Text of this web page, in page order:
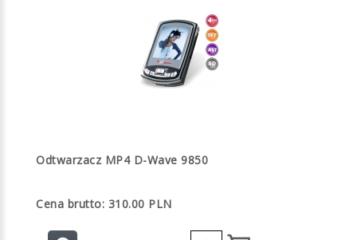
Odtwarzacz MP4 D-Wave 9850
Cena brutto: 310.00 PLN